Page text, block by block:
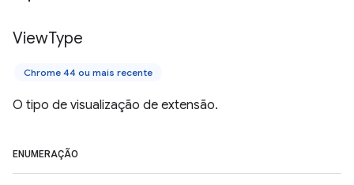
ViewType
Chrome 44 ou mais recente
O tipo de visualização de extensão.
ENUMERAÇÃO